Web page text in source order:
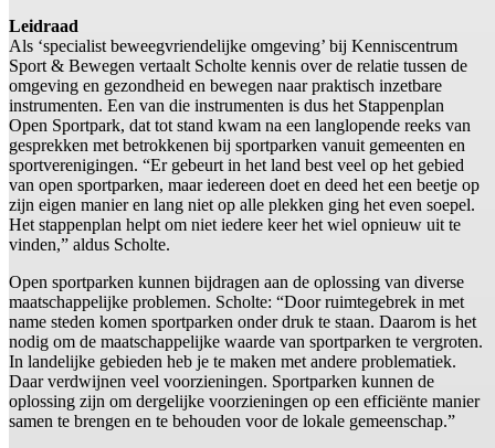
Leidraad
Als ‘specialist beweegvriendelijke omgeving’ bij Kenniscentrum
Sport & Bewegen vertaalt Scholte kennis over de relatie tussen de
omgeving en gezondheid en bewegen naar praktisch inzetbare
instrumenten. Een van die instrumenten is dus het Stappenplan
Open Sportpark, dat tot stand kwam na een langlopende reeks van
gesprekken met betrokkenen bij sportparken vanuit gemeenten en
sportverenigingen. “Er gebeurt in het land best veel op het gebied
van open sportparken, maar iedereen doet en deed het een beetje op
zijn eigen manier en lang niet op alle plekken ging het even soepel.
Het stappenplan helpt om niet iedere keer het wiel opnieuw uit te
vinden,” aldus Scholte.
Open sportparken kunnen bijdragen aan de oplossing van diverse
maatschappelijke problemen. Scholte: “Door ruimtegebrek in met
name steden komen sportparken onder druk te staan. Daarom is het
nodig om de maatschappelijke waarde van sportparken te vergroten.
In landelijke gebieden heb je te maken met andere problematiek.
Daar verdwijnen veel voorzieningen. Sportparken kunnen de
oplossing zijn om dergelijke voorzieningen op een efficiënte manier
samen te brengen en te behouden voor de lokale gemeenschap.”